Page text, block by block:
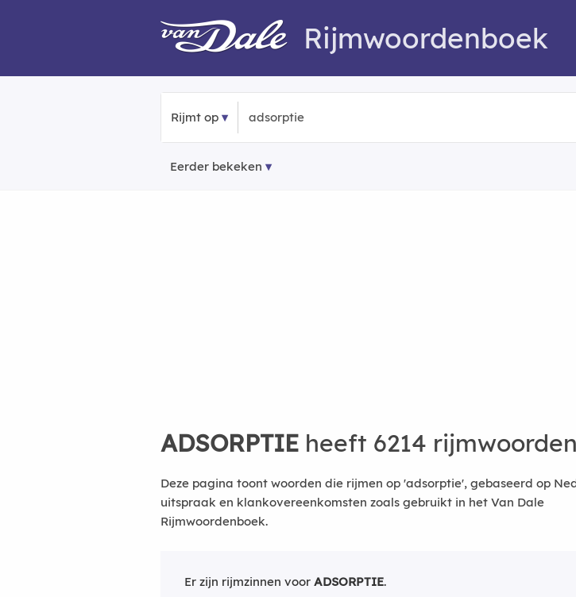
Rijmwoordenboek
Rijmt op
Eerder bekeken
ADSORPTIE heeft 6214 rijmwoorden
Deze pagina toont woorden die rijmen op 'adsorptie', gebaseerd op
uitspraak en klankovereenkomsten zoals gebruikt in het Van Dale
Rijmwoordenboek.
Er zijn rijmzinnen voor ADSORPTIE.